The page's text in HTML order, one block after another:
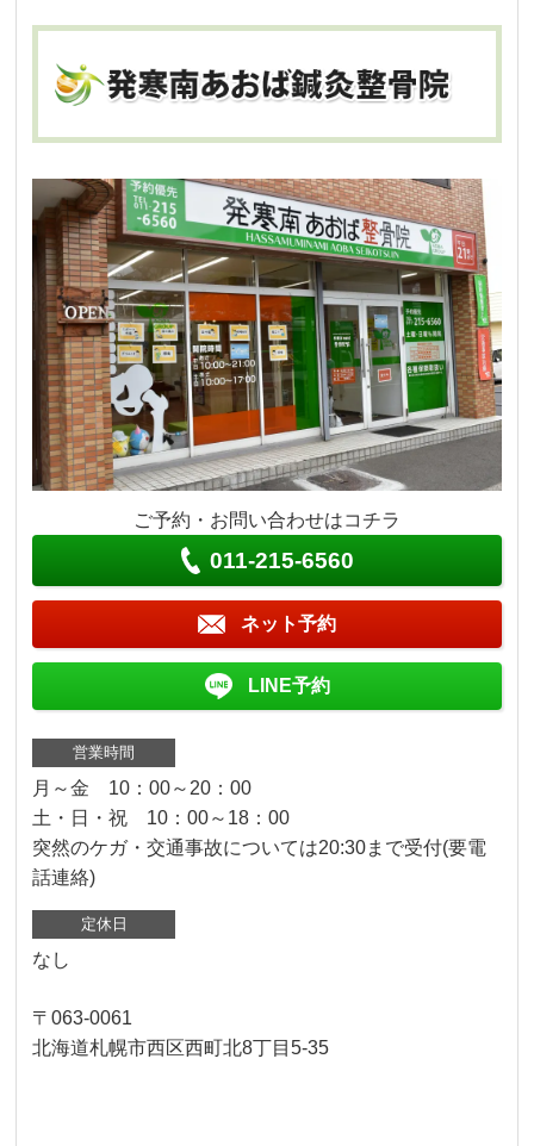
ご予約・お問い合わせはコチラ
011-215-6560
ネット予約
LINE予約
営業時間
月～金 10：00～20：00
土・日・祝 10：00～18：00
突然のケガ・交通事故については20:30まで受付(要電
話連絡)
定休日
なし
〒063-0061
北海道札幌市西区西町北8丁目5-35